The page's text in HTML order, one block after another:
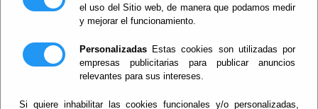
el uso del Sitio web, de manera que podamos medir
y mejorar el funcionamiento.
Personalizadas Estas cookies son utilizadas por
empresas publicitarias para publicar anuncios
relevantes para sus intereses.
Si quiere inhabilitar las cookies funcionales y/o personalizadas,
Área de Cultura de la Diputación
Provincial de Almería
política de intervención y participación
cultural centrada en los objetivos siguientes:
Atender las necesidades culturales de